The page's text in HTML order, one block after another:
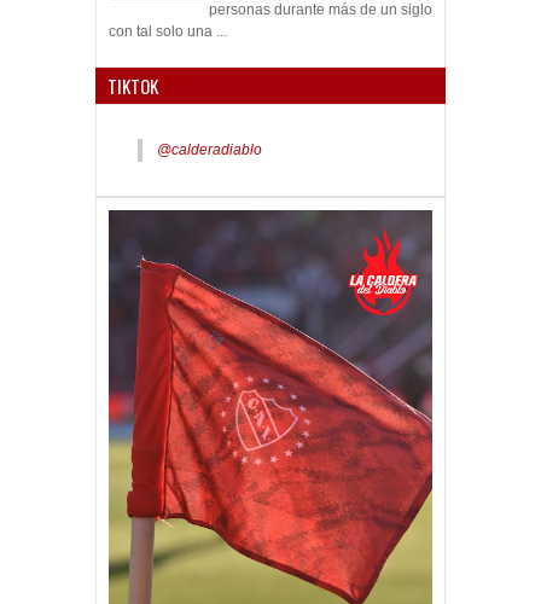
personas durante más de un siglo
con tal solo una ...
TIKTOK
@calderadiablo